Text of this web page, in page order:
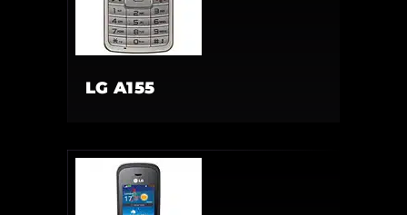
LG A155